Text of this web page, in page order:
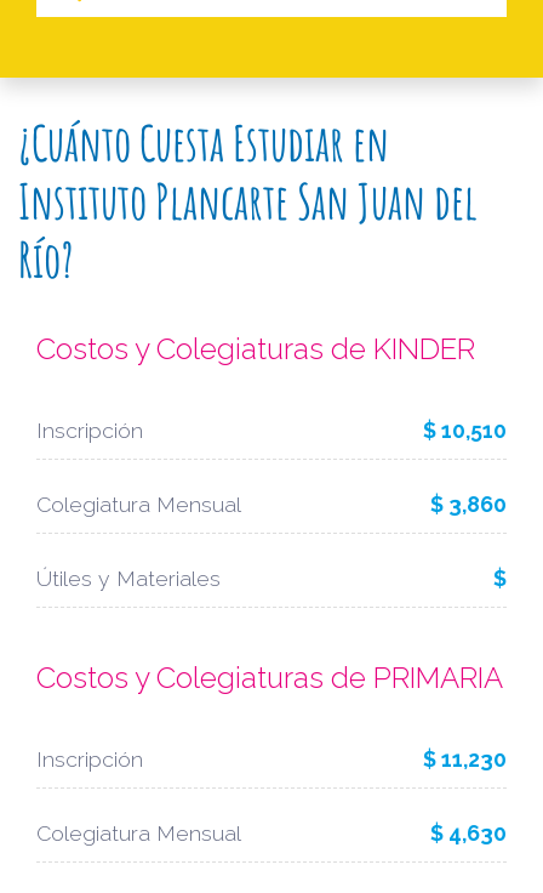
¿Cuánto Cuesta Estudiar en
Instituto Plancarte San Juan del
Río?
Costos y Colegiaturas de KINDER
Inscripción $ 10,510
Colegiatura Mensual $ 3,860
Útiles y Materiales $
Costos y Colegiaturas de PRIMARIA
Inscripción $ 11,230
Colegiatura Mensual $ 4,630